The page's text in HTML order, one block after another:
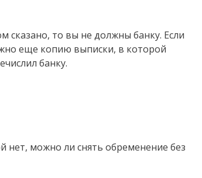
сказано, то вы не должны банку. Если
еще копию выписки, в которой
банку.
нет, можно ли снять обременение без